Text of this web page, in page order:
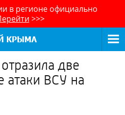
в регионе официально
>>>
две
атаки ВСУ на